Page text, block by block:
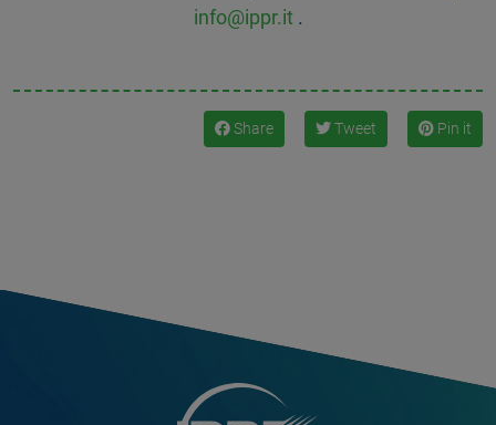
info@ippr.it .
Share Tweet Pin it